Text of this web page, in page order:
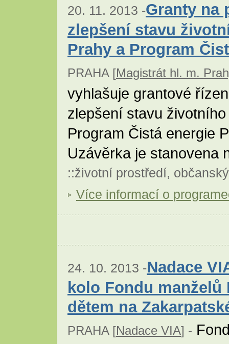
20. 11. 2013 -Granty na
zlepšení stavu
Prahy a Program
PRAHA [Magistrát hl. m.
vyhlašuje grantové
zlepšení stavu
Program Čistá energie
Uzávěrka je stanovena
::životní prostředí,
Více informací o
24. 10. 2013 -Nadace
kolo Fondu
dětem na
PRAHA [Nadace VIA] -